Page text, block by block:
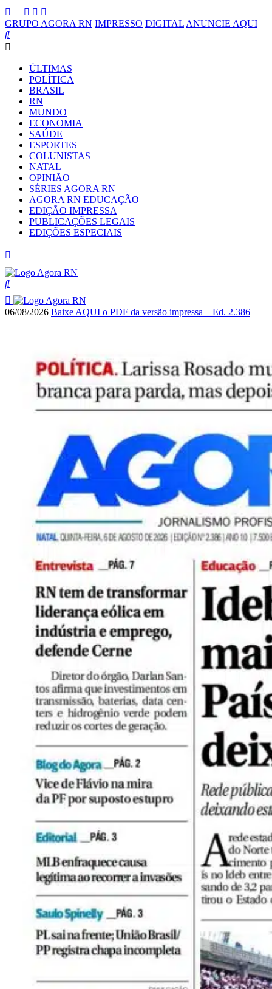
GRUPO AGORA RN IMPRESSO DIGITAL ANUNCIE AQUI
ÚLTIMAS
POLÍTICA
BRASIL
RN
MUNDO
ECONOMIA
SAÚDE
ESPORTES
COLUNISTAS
NATAL
OPINIÃO
SÉRIES AGORA RN
AGORA RN EDUCAÇÃO
EDIÇÃO IMPRESSA
PUBLICAÇÕES LEGAIS
EDIÇÕES ESPECIAIS
06/08/2026 Baixe AQUI o PDF da versão impressa – Ed. 2.386